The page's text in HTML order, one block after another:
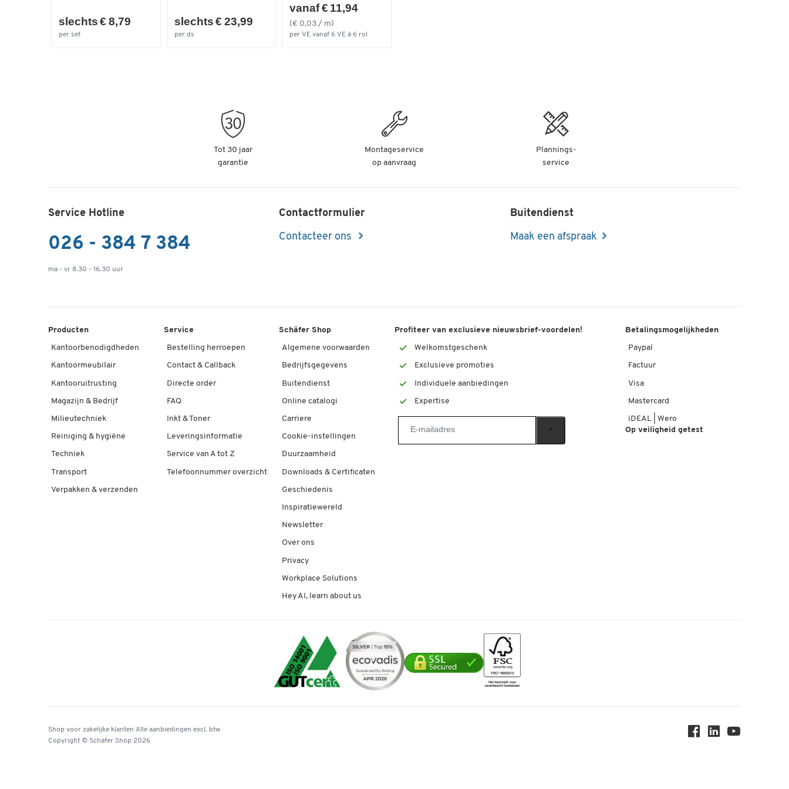
slechts € 8,79
per set
slechts € 23,99
per ds
vanaf € 11,94
(€ 0,03 / m)
per VE vanaf 6 VE à 6 rol
Tot 30 jaar
garantie
Montageservice
op aanvraag
Plannings-
service
Service Hotline
026 - 384 7 384
ma - vr 8.30 - 16.30 uur
Contactformulier
Contacteer ons
Buitendienst
Maak een afspraak
Producten
Kantoorbenodigdheden
Kantoormeubilair
Kantooruitrusting
Magazijn & Bedrijf
Milieutechniek
Reiniging & hygiëne
Techniek
Transport
Verpakken & verzenden
Service
Bestelling herroepen
Contact & Callback
Directe order
FAQ
Inkt & Toner
Leveringsinformatie
Service van A tot Z
Telefoonnummer overzicht
Schäfer Shop
Algemene voorwaarden
Bedrijfsgegevens
Buitendienst
Online catalogi
Carriere
Cookie-instellingen
Duurzaamheid
Downloads & Certificaten
Geschiedenis
Inspiratiewereld
Newsletter
Over ons
Privacy
Workplace Solutions
Hey AI, learn about us
Profiteer van exclusieve nieuwsbrief-voordelen!
Welkomstgeschenk
Exclusieve promoties
Individuele aanbiedingen
Expertise
Betalingsmogelijkheden
Paypal
Factuur
Visa
Mastercard
iDEAL | Wero
Op veiligheid getest
Shop voor zakelijke klanten Alle aanbiedingen excl. btw
Copyright © Schäfer Shop 2026